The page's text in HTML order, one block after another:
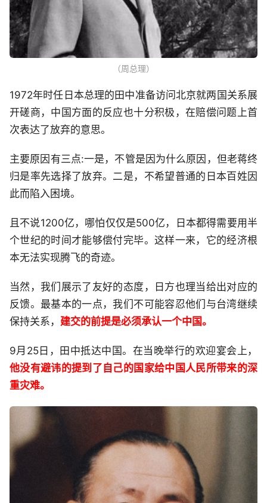
（周总理）
1972年时任日本总理的田中准备访问北京就两国关系展
开磋商，中国方面的反应也十分积极，在赔偿问题上首
次表达了放弃的意思。
主要原因有三点:一是，不管是因为什么原因，但老蒋终
归是率先选择了放弃。二是，不希望普通的日本百姓因
此而陷入困境。
且不说1200亿，哪怕仅仅是500亿，日本都得需要用半
个世纪的时间才能够偿付完毕。这样一来，它的经济根
本无法实现腾飞的奇迹。
当然，我们展示了友好的态度，日方也理当给出对应的
反馈。最基本的一点，我们不可能容忍他们与台湾继续
保持关系， 建交的前提是必须承认一个中国。
9月25日，田中抵达中国。在当晚举行的欢迎宴会上，
他没有避讳的提到了自己的国家给中国人民所带来的深
重灾难。